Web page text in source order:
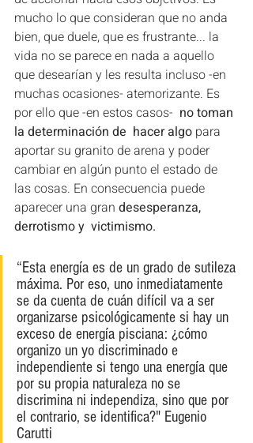
mucho lo que consideran que no anda
bien, que duele, que es frustrante... la
vida no se parece en nada a aquello
que desearían y les resulta incluso -en
muchas ocasiones- atemorizante. Es
por ello que -en estos casos- no toman
la determinación de  hacer algo para
aportar su granito de arena y poder
cambiar en algún punto el estado de
las cosas. En consecuencia puede
aparecer una gran desesperanza,
derrotismo y  victimismo.
“Esta energía es de un grado de sutileza
máxima. Por eso, uno inmediatamente
se da cuenta de cuán difícil va a ser
organizarse psicológicamente si hay un
exceso de energía pisciana: ¿cómo
organizo un yo discriminado e
independiente si tengo una energía que
por su propia naturaleza no se
discrimina ni independiza, sino que por
el contrario, se identifica?" Eugenio
Carutti